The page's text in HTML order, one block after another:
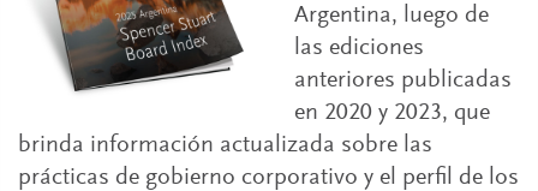
Argentina, luego de
las ediciones
anteriores publicadas
en 2020 y 2023, que
brinda información actualizada sobre las
prácticas de gobierno corporativo y el perfil de los